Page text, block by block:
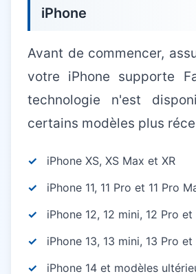
iPhone
Avant de commencer,
votre iPhone supporte
technologie n'est
certains modèles plus
iPhone XS, XS Max et XR
iPhone 11, 11 Pro et 11 Pro
iPhone 12, 12 mini, 12 Pro
iPhone 13, 13 mini, 13 Pro
iPhone 14 et modèles